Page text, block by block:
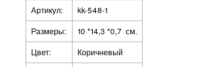
Артикул:
kk-548-1
Размеры:
10 *14,3 *0,7 см.
Цвет:
Коричневый